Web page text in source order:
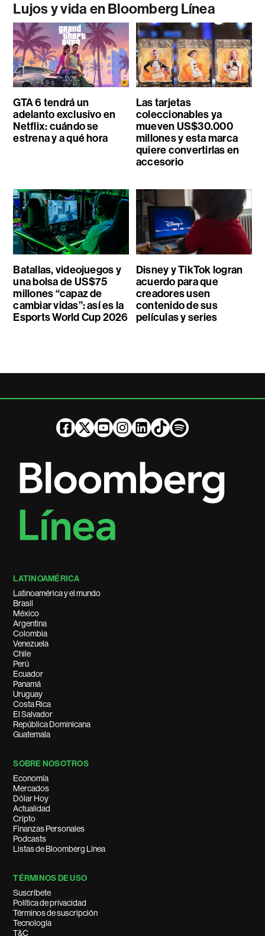
Lujos y vida en Bloomberg Línea
GTA 6 tendrá un
adelanto exclusivo en
Netflix: cuándo se
estrena y a qué hora
Las tarjetas
coleccionables ya
mueven US$30.000
millones y esta marca
quiere convertirlas en
accesorio
Batallas, videojuegos y
una bolsa de US$75
millones “capaz de
cambiar vidas”: así es la
Esports World Cup 2026
Disney y TikTok logran
acuerdo para que
creadores usen
contenido de sus
películas y series
LATINOAMÉRICA
Latinoamérica y el mundo
Brasil
México
Argentina
Colombia
Venezuela
Chile
Perú
Ecuador
Panamá
Uruguay
Costa Rica
El Salvador
República Dominicana
Guatemala
SOBRE NOSOTROS
Economía
Mercados
Dólar Hoy
Actualidad
Cripto
Finanzas Personales
Podcasts
Listas de Bloomberg Línea
TÉRMINOS DE USO
Suscríbete
Política de privacidad
Términos de suscripción
Tecnología
T&C